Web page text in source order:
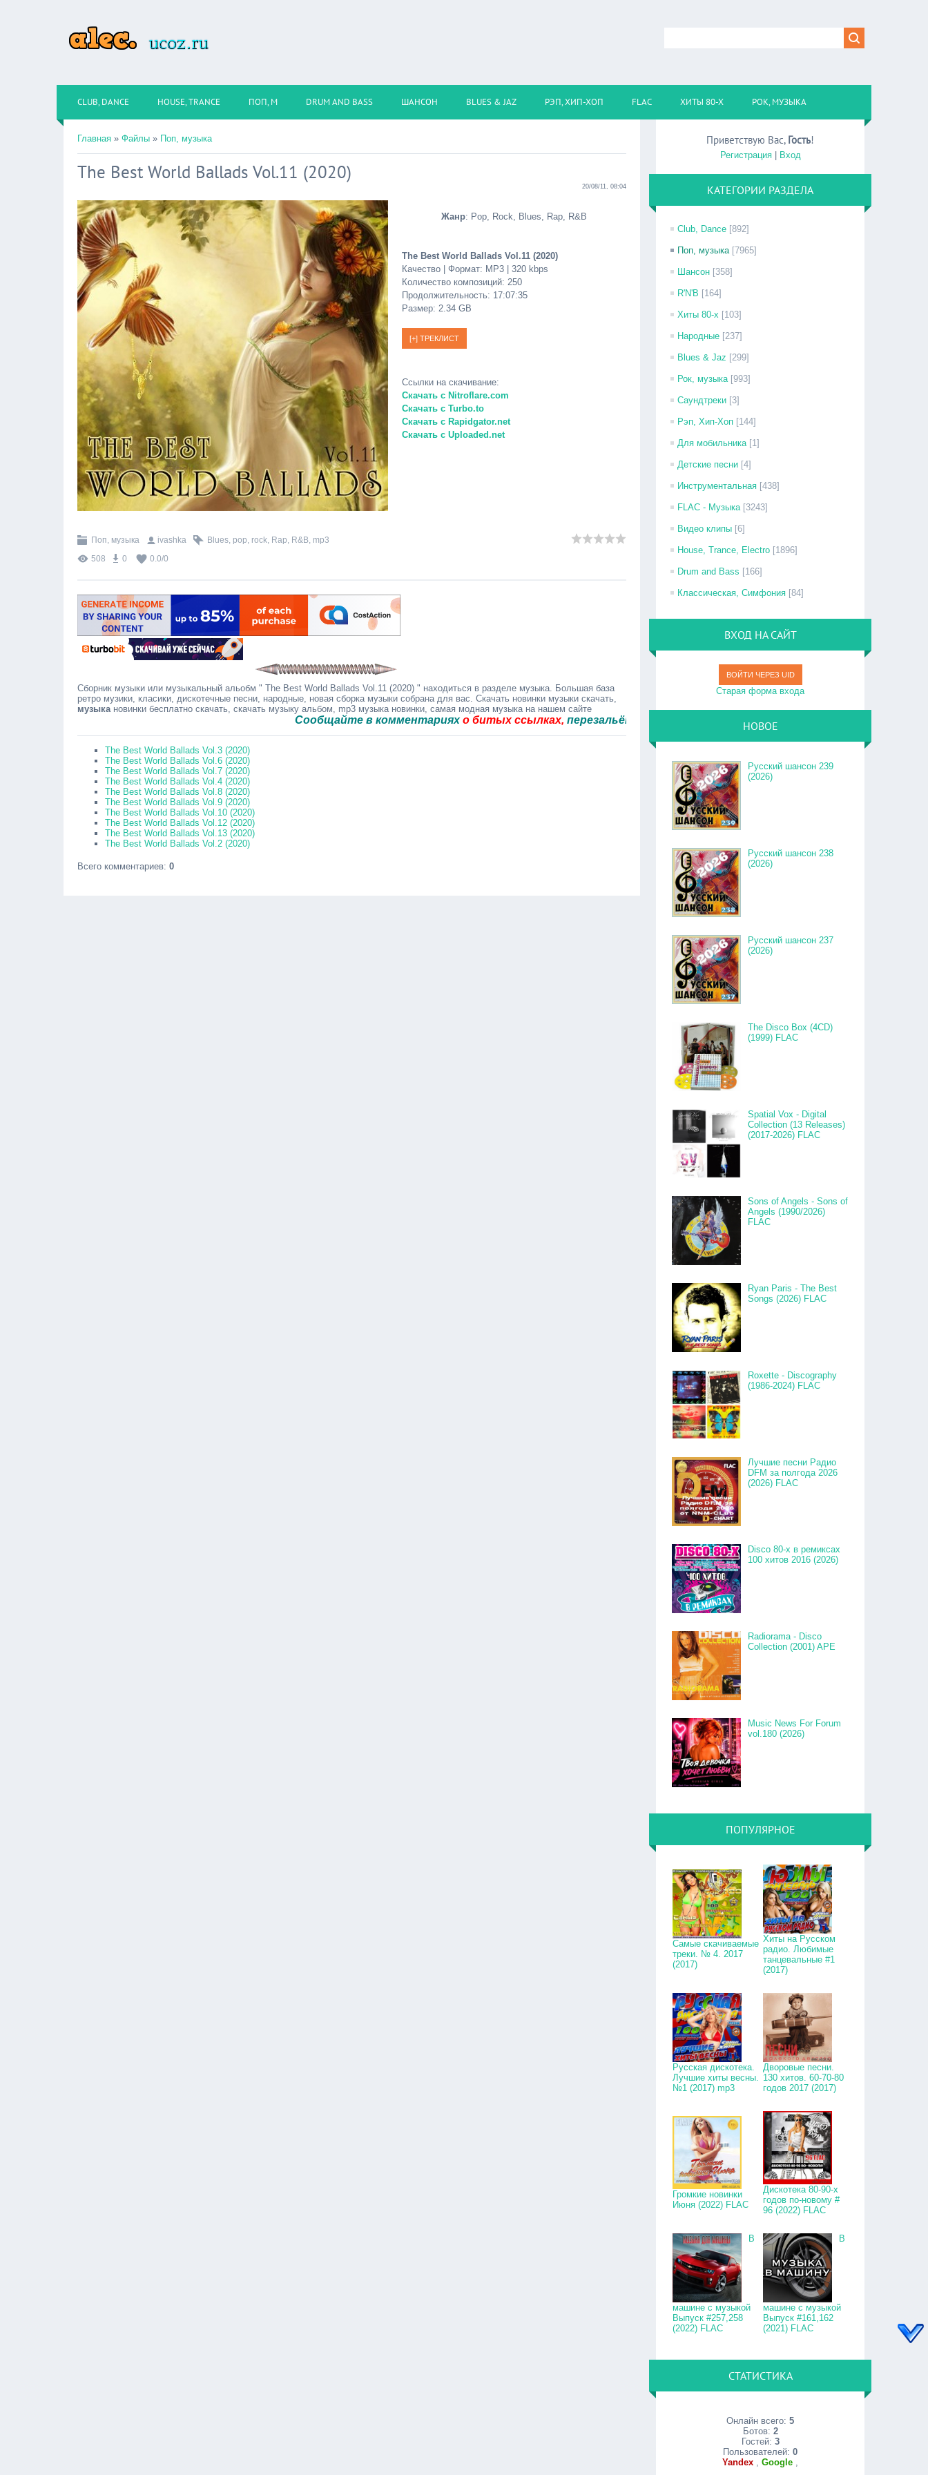
CLUB, DANCE HOUSE, TRANCE ПОП, М DRUM AND BASS ШАНСОН BLUES & JAZ РЭП, ХИП-ХОП FLAC ХИТЫ 80-Х РОК, МУЗЫКА
Главная » Файлы » Поп, музыка
The Best World Ballads Vol.11 (2020)
20/08/11, 08:04
Жанр: Pop, Rock, Blues, Rap, R&B
The Best World Ballads Vol.11 (2020)
Качество | Формат: MP3 | 320 kbps
Количество композиций: 250
Продолжительность: 17:07:35
Размер: 2.34 GB
Ссылки на скачивание:
Скачать с Nitroflare.com
Скачать с Turbo.to
Скачать с Rapidgator.net
Скачать с Uploaded.net
Поп, музыка ivashka Blues, pop, rock, Rap, R&B, mp3
508
0 0.0/0
Сборник музыки или музыкальный альобм " The Best World Ballads Vol.11 (2020) " находиться в разделе музыка. Большая база
ретро музики, класики, дискотечные песни, народные, новая сборка музыки собрана для вас. Скачать новинки музыки скачать,
музыкановинки бесплатно скачать, скачать музыку альбом, mp3 музыка новинки, самая модная музыка на нашем сайте
Сообщайте в комментарияхо битых ссылках,перезальём быстро.
The Best World Ballads Vol.3 (2020)
The Best World Ballads Vol.6 (2020)
The Best World Ballads Vol.7 (2020)
The Best World Ballads Vol.4 (2020)
The Best World Ballads Vol.8 (2020)
The Best World Ballads Vol.9 (2020)
The Best World Ballads Vol.10 (2020)
The Best World Ballads Vol.12 (2020)
The Best World Ballads Vol.13 (2020)
The Best World Ballads Vol.2 (2020)
Всего комментариев: 0
Приветствую Вас, Гость!
Регистрация| Вход
КАТЕГОРИИ РАЗДЕЛА
Club, Dance [892]
Поп, музыка [7965]
Шансон [358]
R'N'B [164]
Хиты 80-х [103]
Народные [237]
Blues & Jaz [299]
Рок, музыка [993]
Саундтреки [3]
Рэп, Хип-Хоп [144]
Для мобильника [1]
Детские песни [4]
Инструментальная [438]
FLAC - Музыка [3243]
Видео клипы [6]
House, Trance, Electro [1896]
Drum and Bass [166]
Классическая, Симфония [84]
ВХОД НА САЙТ
ВОЙТИ ЧЕРЕЗ UID
Старая форма входа
НОВОЕ
Русский шансон 239
(2026)
Русский шансон 238
(2026)
Русский шансон 237
(2026)
The Disco Box (4CD)
(1999) FLAC
Spatial Vox - Digital
Collection (13 Releases)
(2017-2026) FLAC
Sons of Angels - Sons of
Angels (1990/2026)
FLAC
Ryan Paris - The Best
Songs (2026) FLAC
Roxette - Discography
(1986-2024) FLAC
Лучшие песни Радио
DFM за полгода 2026
(2026) FLAC
Disco 80-x в ремиксах
100 хитов 2016 (2026)
Radiorama - Disco
Collection (2001) APE
Music News For Forum
vol.180 (2026)
ПОПУЛЯРНОЕ
Самые скачиваемые
треки. № 4. 2017
(2017)
Хиты на Русском
радио. Любимые
танцевальные #1
(2017)
Русская дискотека.
Лучшие хиты весны.
№1 (2017) mp3
Дворовые песни.
130 хитов. 60-70-80
годов 2017 (2017)
Громкие новинки
Июня (2022) FLAC
Дискотека 80-90-х
годов по-новому #
96 (2022) FLAC
В
машине с музыкой
Выпуск #257,258
(2022) FLAC
В
машине с музыкой
Выпуск #161,162
(2021) FLAC
СТАТИСТИКА
Онлайн всего:5
Ботов: 2
Гостей: 3
Пользователей:0
Yandex ,Google ,